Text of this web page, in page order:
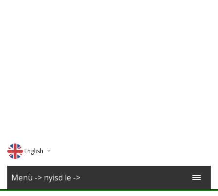
English
Deutsch
Menü -> nyisd le ->